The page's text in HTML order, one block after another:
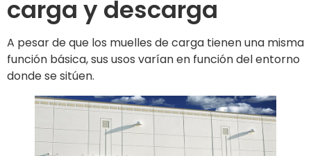
carga y descarga
A pesar de que los muelles de carga tienen una misma
función básica, sus usos varían en función del entorno
donde se sitúen.